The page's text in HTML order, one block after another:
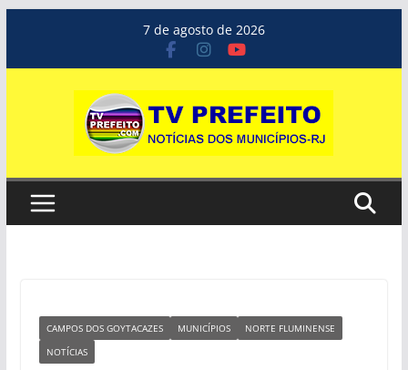
o
7 de agosto de 2026
CAMPOS DOS GOYTACAZES MUNICÍPIOS
NORTE FLUMINENSE
NOTÍCIAS